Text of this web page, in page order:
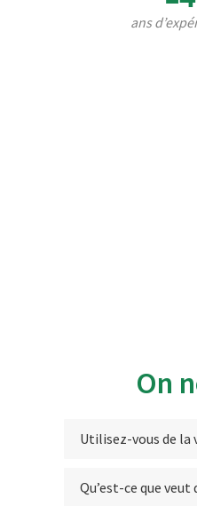
ans
On
Utilisez-vous de la
Qu’est-ce que